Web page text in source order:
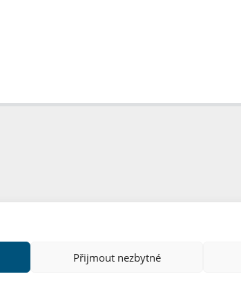
Přijmout nezbytné